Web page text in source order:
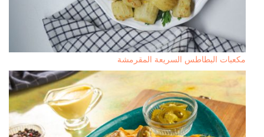
مكعبات البطاطس السريعة المقرمشة